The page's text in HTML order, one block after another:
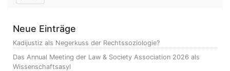
Neue Einträge
Kadijustiz als Negerkuss der Rechtssoziologie?
Das Annual Meeting der Law & Society Association 2026 als
Wissenschaftsasyl